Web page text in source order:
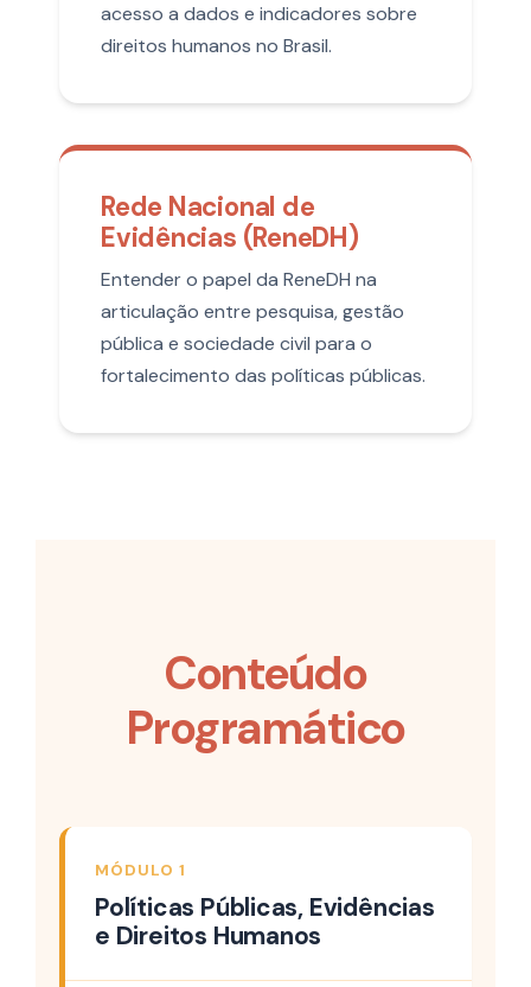
acesso a dados e indicadores sobre
direitos humanos no Brasil.
Rede Nacional de
Evidências (ReneDH)
Entender o papel da ReneDH na
articulação entre pesquisa, gestão
pública e sociedade civil para o
fortalecimento das políticas públicas.
Conteúdo
Programático
MÓDULO 1
Políticas Públicas, Evidências
e Direitos Humanos